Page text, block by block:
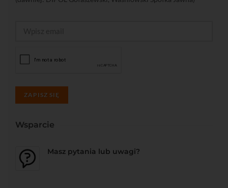
ZAPISZ SIĘ
Wsparcie
Masz pytania lub uwagi?